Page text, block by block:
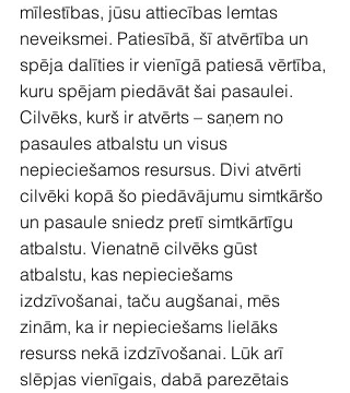
mīlestības, jūsu attiecības lemtas
neveiksmei. Patiesībā, šī atvērtība un
spēja dalīties ir vienīgā patiesā vērtība,
kuru spējam piedāvāt šai pasaulei.
Cilvēks, kurš ir atvērts – saņem no
pasaules atbalstu un visus
nepieciešamos resursus. Divi atvērti
cilvēki kopā šo piedāvājumu simtkāršo
un pasaule sniedz pretī simtkārtīgu
atbalstu. Vienatnē cilvēks gūst
atbalstu, kas nepieciešams
izdzīvošanai, taču augšanai, mēs
zinām, ka ir nepieciešams lielāks
resurss nekā izdzīvošanai. Lūk arī
slēpjas vienīgais, dabā parezētais